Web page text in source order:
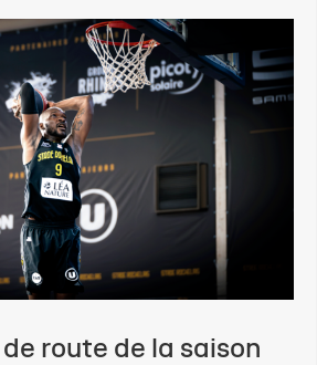
route de la saison